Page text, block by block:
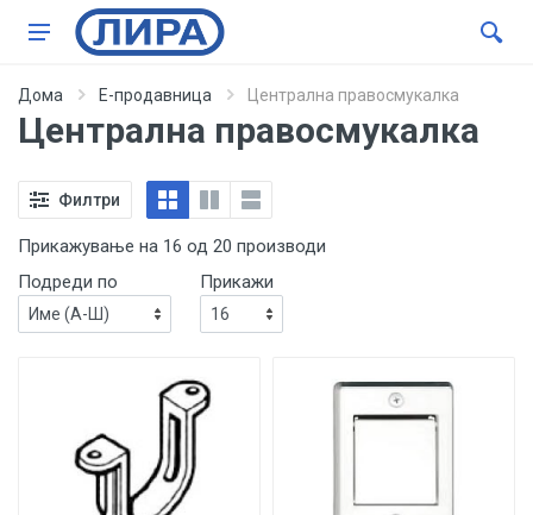
Дома Е-продавница Централна правосмукалка
Централна правосмукалка
Филтри
Прикажување на 16 од 20 производи
Подреди по
Прикажи